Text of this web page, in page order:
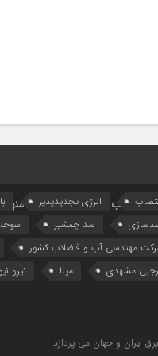
آب و برق در جهان
انرژی تجدیدپذیر
سد چمشیر
مهندسی آب و فاضلاب کشور
مشهدی مپنا نیرو
ایران و جهان می پردازد.